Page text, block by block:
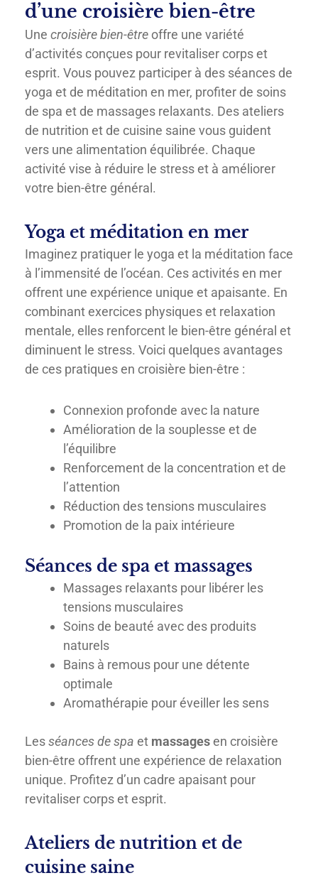
d’une croisière bien-être
Une croisière bien-être offre une variété
d’activités conçues pour revitaliser corps et
esprit. Vous pouvez participer à des séances de
yoga et de méditation en mer, profiter de soins
de spa et de massages relaxants. Des ateliers
de nutrition et de cuisine saine vous guident
vers une alimentation équilibrée. Chaque
activité vise à réduire le stress et à améliorer
votre bien-être général.
Yoga et méditation en mer
Imaginez pratiquer le yoga et la méditation face
à l’immensité de l’océan. Ces activités en mer
offrent une expérience unique et apaisante. En
combinant exercices physiques et relaxation
mentale, elles renforcent le bien-être général et
diminuent le stress. Voici quelques avantages
de ces pratiques en croisière bien-être :
Connexion profonde avec la nature
Amélioration de la souplesse et de
l’équilibre
Renforcement de la concentration et de
l’attention
Réduction des tensions musculaires
Promotion de la paix intérieure
Séances de spa et massages
Massages relaxants pour libérer les
tensions musculaires
Soins de beauté avec des produits
naturels
Bains à remous pour une détente
optimale
Aromathérapie pour éveiller les sens
Lesséances de spa et massagesen croisière
bien-être offrent une expérience de relaxation
unique. Profitez d’un cadre apaisant pour
revitaliser corps et esprit.
Ateliers de nutrition et de
cuisine saine